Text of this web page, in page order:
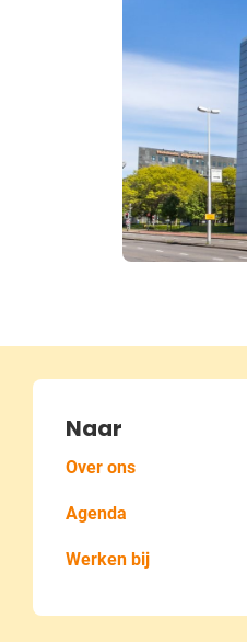
Naar
Over ons
Agenda
Werken bij